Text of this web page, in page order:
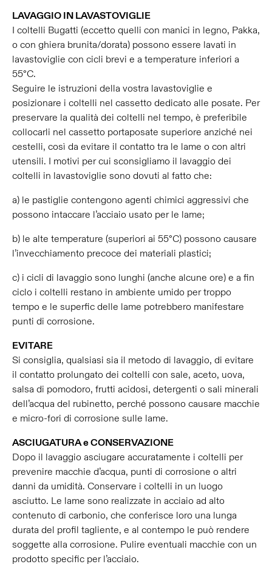
LAVAGGIO IN LAVASTOVIGLIE
I coltelli Bugatti (eccetto quelli con manici in legno, Pakka,
o con ghiera brunita/dorata) possono essere lavati in
lavastoviglie con cicli brevi e a temperature inferiori a
55°C.
Seguire le istruzioni della vostra lavastoviglie e
posizionare i coltelli nel cassetto dedicato alle posate. Per
preservare la qualità dei coltelli nel tempo, è preferibile
collocarli nel cassetto portaposate superiore anziché nei
cestelli, così da evitare il contatto tra le lame o con altri
utensili. I motivi per cui sconsigliamo il lavaggio dei
coltelli in lavastoviglie sono dovuti al fatto che:
a) le pastiglie contengono agenti chimici aggressivi che
possono intaccare l’acciaio usato per le lame;
b) le alte temperature (superiori ai 55°C) possono causare
l’invecchiamento precoce dei materiali plastici;
c) i cicli di lavaggio sono lunghi (anche alcune ore) e a fin
ciclo i coltelli restano in ambiente umido per troppo
tempo e le superfic delle lame potrebbero manifestare
punti di corrosione.
EVITARE
Si consiglia, qualsiasi sia il metodo di lavaggio, di evitare
il contatto prolungato dei coltelli con sale, aceto, uova,
salsa di pomodoro, frutti acidosi, detergenti o sali minerali
dell’acqua del rubinetto, perché possono causare macchie
e micro-fori di corrosione sulle lame.
ASCIUGATURA e CONSERVAZIONE
Dopo il lavaggio asciugare accuratamente i coltelli per
prevenire macchie d’acqua, punti di corrosione o altri
danni da umidità. Conservare i coltelli in un luogo
asciutto. Le lame sono realizzate in acciaio ad alto
contenuto di carbonio, che conferisce loro una lunga
durata del profil tagliente, e al contempo le può rendere
soggette alla corrosione. Pulire eventuali macchie con un
prodotto specific per l’acciaio.